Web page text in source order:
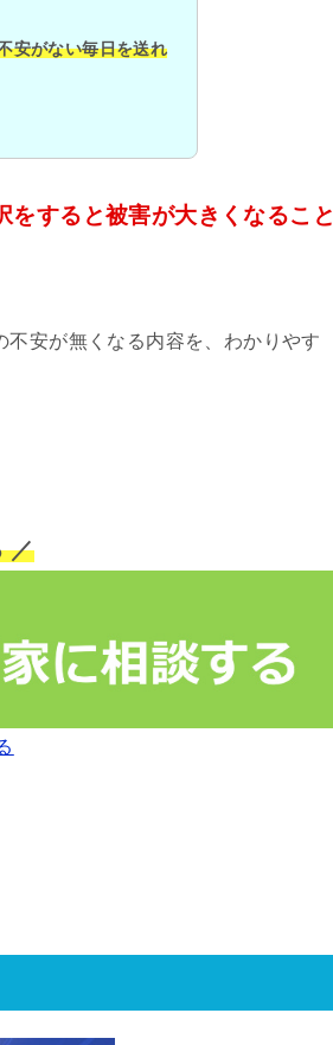
安がない毎日を送れ
をすると被害が大きくなること
安が無くなる内容を、わかりやす
／